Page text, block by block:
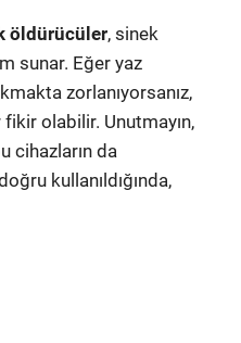
öldürücüler, sinek
sunar. Eğer yaz
zorlanıyorsanız,
olabilir. Unutmayın,
cihazların da
kullanıldığında,